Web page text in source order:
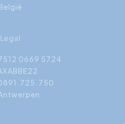
Legal
0669 5724